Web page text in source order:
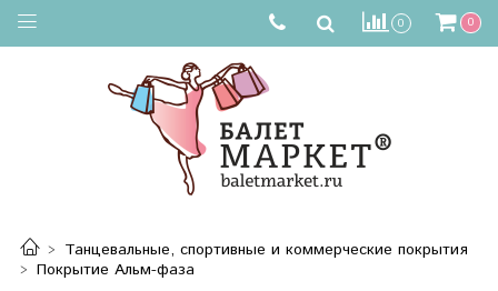
0 0
Танцевальные, спортивные и коммерческие покрытия
Покрытие Альм-фаза